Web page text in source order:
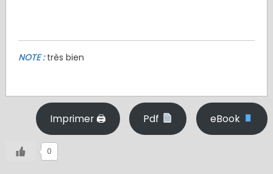
NOTE :très bien
Imprimer 🖨 Pdf eBook
0